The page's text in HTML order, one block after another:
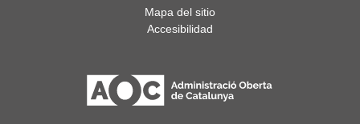
Mapa del sitio
Accesibilidad